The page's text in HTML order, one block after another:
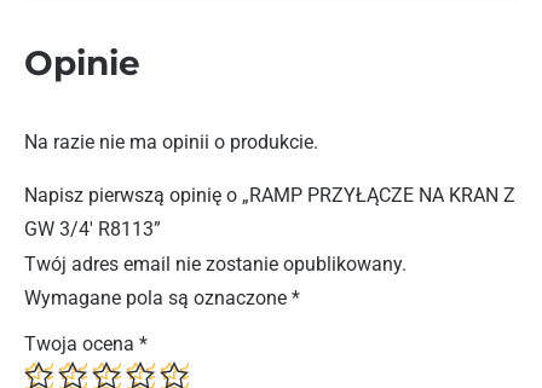
Opinie
Na razie nie ma opinii o produkcie.
Napisz pierwszą opinię o „RAMP PRZYŁĄCZE NA KRAN Z
GW 3/4′ R8113”
Twój adres email nie zostanie opublikowany.
Wymagane pola są oznaczone *
Twoja ocena *